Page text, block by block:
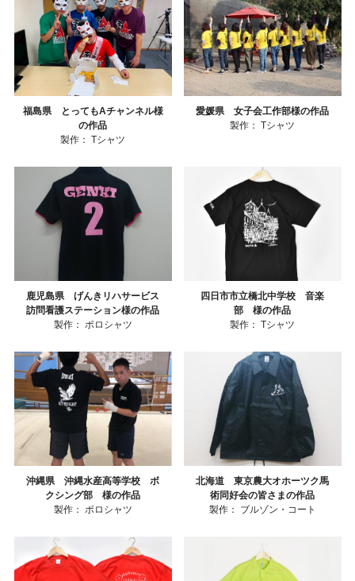
福島県 とってもAチャンネル様
の作品
製作： Tシャツ
愛媛県 女子会工作部様の作品
製作： Tシャツ
鹿児島県 げんきリハサービス
訪問看護ステーション様の作品
製作：
ポロシャツ
四日市市立橋北中学校 音楽
部 様の作品
製作： Tシャツ
沖縄県 沖縄水産高等学校 ボ
クシング部 様の作品
製作： ポロシャツ
北海道 東京農大オホーツク馬
術同好会の皆さまの作品
製作：
ブルゾン・コート